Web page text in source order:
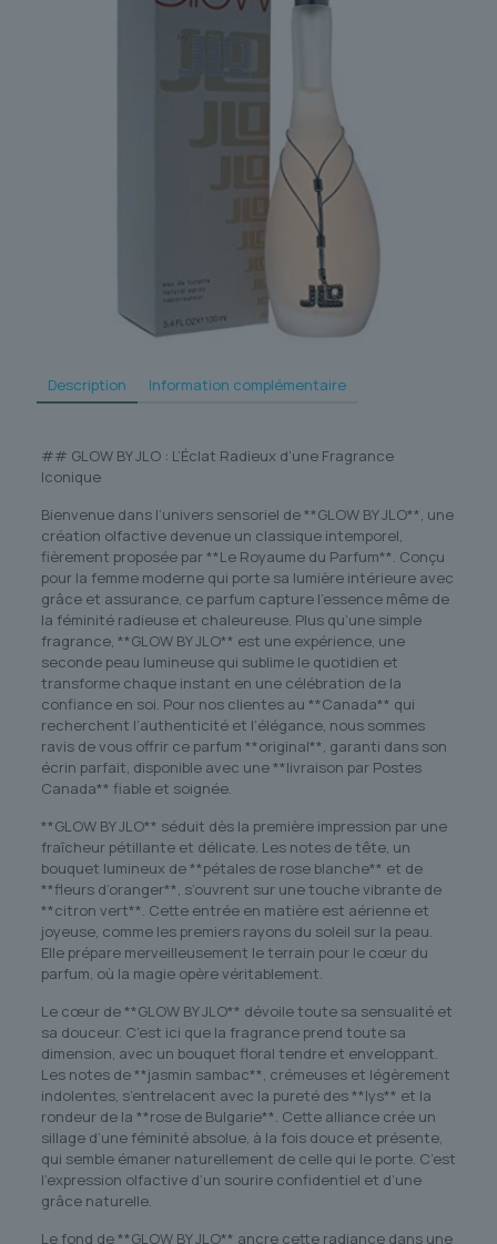
Description Information complémentaire
## GLOW BY JLO : L’Éclat Radieux d’une Fragrance
Iconique
Bienvenue dans l’univers sensoriel de **GLOW BY JLO**, une
création olfactive devenue un classique intemporel,
fièrement proposée par **Le Royaume du Parfum**. Conçu
pour la femme moderne qui porte sa lumière intérieure avec
grâce et assurance, ce parfum capture l’essence même de
la féminité radieuse et chaleureuse. Plus qu’une simple
fragrance, **GLOW BY JLO** est une expérience, une
seconde peau lumineuse qui sublime le quotidien et
transforme chaque instant en une célébration de la
confiance en soi. Pour nos clientes au **Canada** qui
recherchent l’authenticité et l’élégance, nous sommes
ravis de vous offrir ce parfum **original**, garanti dans son
écrin parfait, disponible avec une **livraison par Postes
Canada** fiable et soignée.
**GLOW BY JLO** séduit dès la première impression par une
fraîcheur pétillante et délicate. Les notes de tête, un
bouquet lumineux de **pétales de rose blanche** et de
**fleurs d’oranger**, s’ouvrent sur une touche vibrante de
**citron vert**. Cette entrée en matière est aérienne et
joyeuse, comme les premiers rayons du soleil sur la peau.
Elle prépare merveilleusement le terrain pour le cœur du
parfum, où la magie opère véritablement.
Le cœur de **GLOW BY JLO** dévoile toute sa sensualité et
sa douceur. C’est ici que la fragrance prend toute sa
dimension, avec un bouquet floral tendre et enveloppant.
Les notes de **jasmin sambac**, crémeuses et légèrement
indolentes, s’entrelacent avec la pureté des **lys** et la
rondeur de la **rose de Bulgarie**. Cette alliance crée un
sillage d’une féminité absolue, à la fois douce et présente,
qui semble émaner naturellement de celle qui le porte. C’est
l’expression olfactive d’un sourire confidentiel et d’une
grâce naturelle.
Le fond de **GLOW BY JLO** ancre cette radiance dans une